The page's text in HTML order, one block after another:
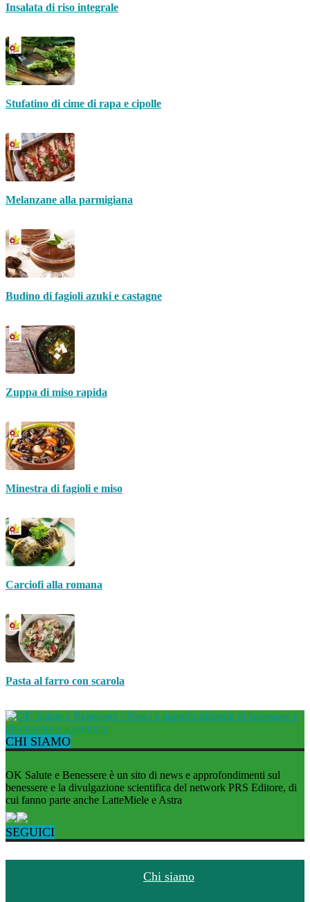
Insalata di riso integrale
Stufatino di cime di rapa e cipolle
Melanzane alla parmigiana
Budino di fagioli azuki e castagne
Zuppa di miso rapida
Minestra di fagioli e miso
Carciofi alla romana
Pasta al farro con scarola
CHI SIAMO
OK Salute e Benessere è un sito di news e approfondimenti sul
benessere e la divulgazione scientifica del network PRS Editore, di
cui fanno parte anche LatteMiele e Astra
SEGUICI
Chi siamo